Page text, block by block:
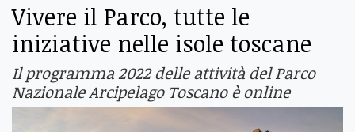
Vivere il Parco, tutte le
iniziative nelle isole toscane
Il programma 2022 delle attività del Parco
Nazionale Arcipelago Toscano è online